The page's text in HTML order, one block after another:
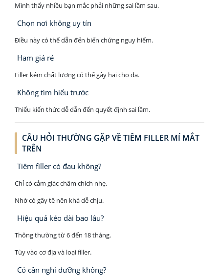
Mình thấy nhiều bạn mắc phải những sai lầm sau.
Chọn nơi không uy tín
Điều này có thể dẫn đến biến chứng nguy hiểm.
Ham giá rẻ
Filler kém chất lượng có thể gây hại cho da.
Không tìm hiểu trước
Thiếu kiến thức dễ dẫn đến quyết định sai lầm.
CÂU HỎI THƯỜNG GẶP VỀ TIÊM FILLER MÍ MẮT
TRÊN
Tiêm filler có đau không?
Chỉ có cảm giác châm chích nhẹ.
Nhờ có gây tê nên khá dễ chịu.
Hiệu quả kéo dài bao lâu?
Thông thường từ 6 đến 18 tháng.
Tùy vào cơ địa và loại filler.
Có cần nghỉ dưỡng không?